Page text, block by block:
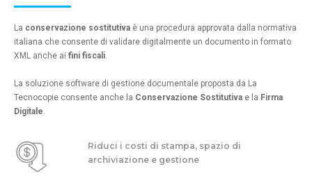
La conservazione sostitutiva è una procedura approvata dalla normativa
italiana che consente di validare digitalmente un documento in formato
XML anche ai fini fiscali.
La soluzione software di gestione documentale proposta da La
Tecnocopie consente anche la Conservazione Sostitutiva e la Firma
Digitale.
Riduci i costi di stampa, spazio di
archiviazione e gestione